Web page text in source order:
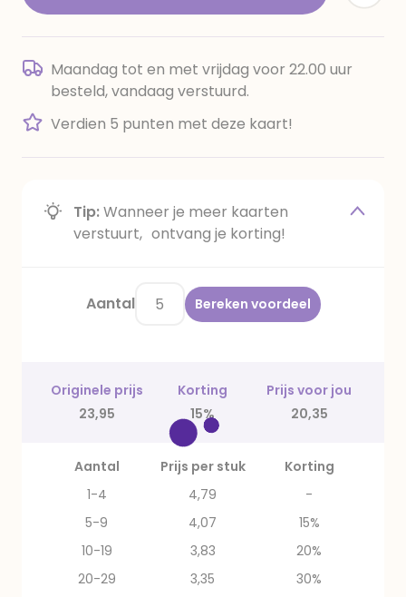
Maandag tot en met vrijdag voor 22.00 uur
besteld, vandaag verstuurd.
Verdien 5 punten met deze kaart!
Tip:Wanneer je meer kaarten
verstuurt, ontvang je korting!
Aantal Bereken voordeel
Originele prijs Korting
Prijs voor jou
23,95
15% 20,35
Aantal Prijs per stuk
Korting
1-4
4,79
-
5-9
4,07
15%
10-19
3,83
20%
20-29
3,35
30%